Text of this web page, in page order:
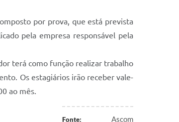
por prova, que está prevista
pela empresa responsável pela
terá como função realizar trabalho
Os estagiários irão receber vale-
ao mês.
Fonte: Ascom